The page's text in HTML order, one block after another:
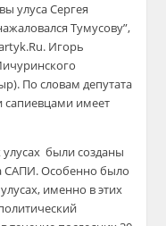
улуса Сергея
Тумусову”,
Игорь
По словам депутата
сапиевцами имеет
улусах были созданы
САПИ. Особенно было
именно в этих